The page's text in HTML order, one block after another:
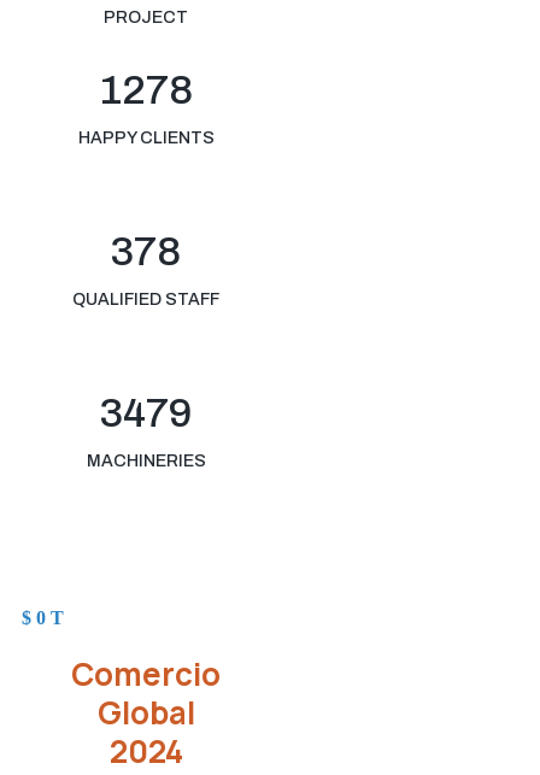
PROJECT
1278
HAPPY CLIENTS
378
QUALIFIED STAFF
3479
MACHINERIES
$ 0 T
Comercio
Global
2024